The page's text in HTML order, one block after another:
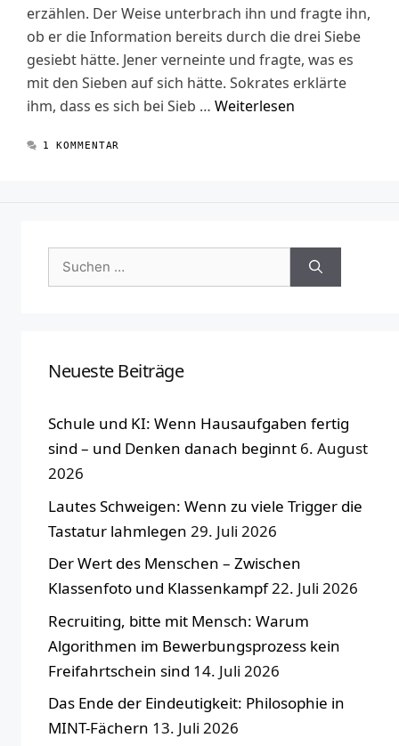
erzählen. Der Weise unterbrach ihn und fragte ihn,
ob er die Information bereits durch die drei Siebe
gesiebt hätte. Jener verneinte und fragte, was es
mit den Sieben auf sich hätte. Sokrates erklärte
ihm, dass es sich bei Sieb … Weiterlesen
1 KOMMENTAR
Suchen
nach:
Neueste Beiträge
Schule und KI: Wenn Hausaufgaben fertig
sind – und Denken danach beginnt 6. August
2026
Lautes Schweigen: Wenn zu viele Trigger die
Tastatur lahmlegen 29. Juli 2026
Der Wert des Menschen – Zwischen
Klassenfoto und Klassenkampf22. Juli 2026
Recruiting, bitte mit Mensch: Warum
Algorithmen im Bewerbungsprozess kein
Freifahrtschein sind 14. Juli 2026
Das Ende der Eindeutigkeit: Philosophie in
MINT-Fächern 13. Juli 2026